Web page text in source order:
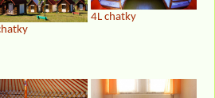
4L chatky